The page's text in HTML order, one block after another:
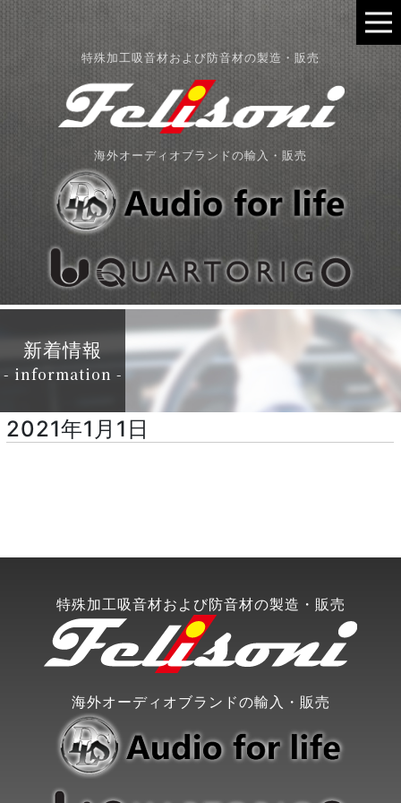
特殊加工吸音材および防音材の製造・販売
海外オーディオブランドの輸入・販売
新着情報
- information -
2021年1月1日
特殊加工吸音材および防音材の製造・販売
海外オーディオブランドの輸入・販売